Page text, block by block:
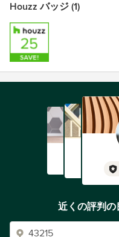
Houzz バッジ (1)
近くの評判